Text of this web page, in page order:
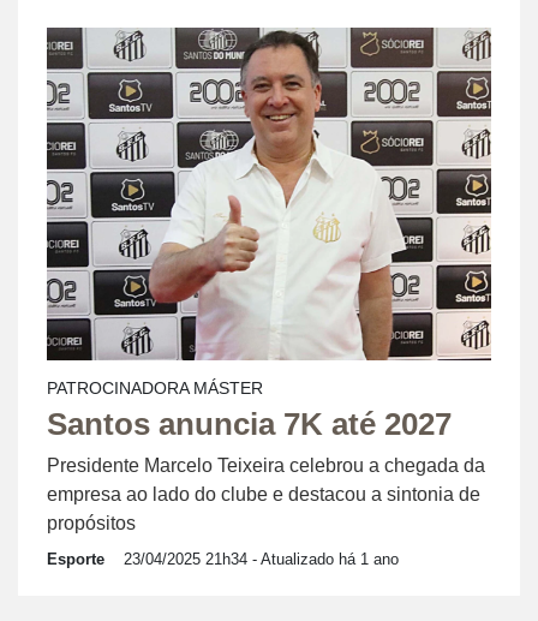
PATROCINADORA MÁSTER
Santos anuncia 7K até 2027
Presidente Marcelo Teixeira celebrou a chegada da
empresa ao lado do clube e destacou a sintonia de
propósitos
Esporte 23/04/2025 21h34 - Atualizado há 1 ano